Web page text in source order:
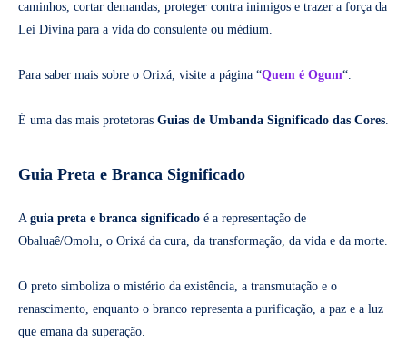
caminhos, cortar demandas, proteger contra inimigos e trazer a força da
Lei Divina para a vida do consulente ou médium.
Para saber mais sobre o Orixá, visite a página “Quem é Ogum“.
É uma das mais protetoras Guias de Umbanda Significado das Cores.
Guia Preta e Branca Significado
A guia preta e branca significado é a representação de
Obaluaê/Omolu, o Orixá da cura, da transformação, da vida e da morte.
O preto simboliza o mistério da existência, a transmutação e o
renascimento, enquanto o branco representa a purificação, a paz e a luz
que emana da superação.